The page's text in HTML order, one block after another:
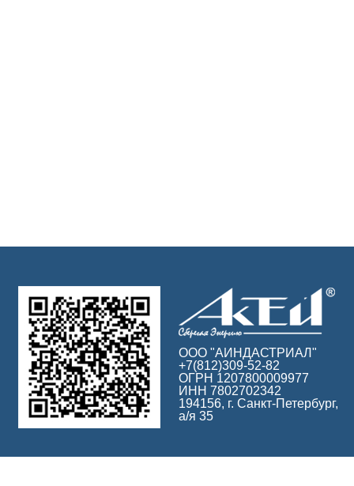
ООО "АИНДАСТРИАЛ"
+7(812)309-52-82
ОГРН 1207800009977
ИНН 7802702342
194156, г. Санкт-Петербург,
а/я 35